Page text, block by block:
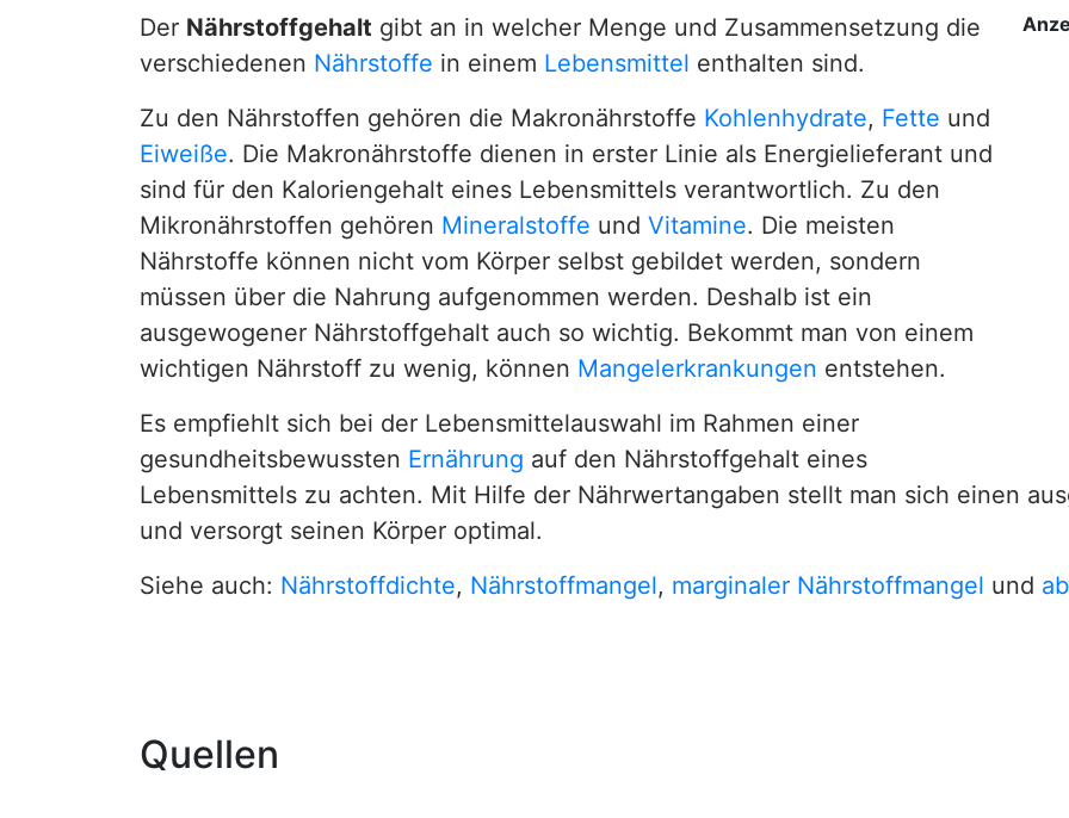
Der Nährstoffgehalt gibt an in welcher Menge und Zusammensetzung die
verschiedenen Nährstoffe in einem Lebensmittel enthalten sind.
Zu den Nährstoffen gehören die Makronährstoffe Kohlenhydrate, Fette und
Eiweiße. Die Makronährstoffe dienen in erster Linie als Energielieferant und
sind für den Kaloriengehalt eines Lebensmittels verantwortlich. Zu den
Mikronährstoffen gehören Mineralstoffe und Vitamine. Die meisten
Nährstoffe können nicht vom Körper selbst gebildet werden, sondern
müssen über die Nahrung aufgenommen werden. Deshalb ist ein
ausgewogener Nährstoffgehalt auch so wichtig. Bekommt man von einem
wichtigen Nährstoff zu wenig, können Mangelerkrankungen entstehen.
Es empfiehlt sich bei der Lebensmittelauswahl im Rahmen einer
gesundheitsbewussten Ernährung auf den Nährstoffgehalt eines
Lebensmittels zu achten. Mit Hilfe der Nährwertangaben stellt man sich einen
und versorgt seinen Körper optimal.
Siehe auch: Nährstoffdichte, Nährstoffmangel, marginaler Nährstoffmangel und
Quellen